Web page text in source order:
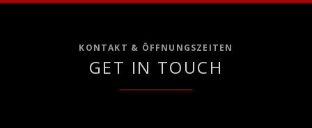
KONTAKT & ÖFFNUNGSZEITEN
GET IN TOUCH